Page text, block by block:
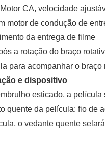
CA, velocidade
motor de condução de
da entrega de filme
a rotação do braço
para acompanhar o braço
e
esticado, a
quente da película: fio de
o vedante quente